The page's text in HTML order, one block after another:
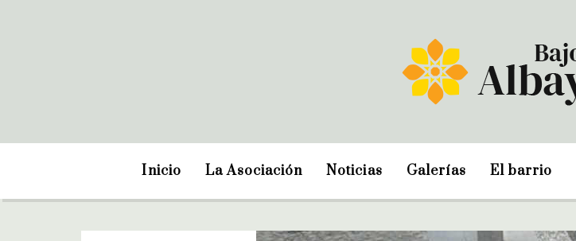
Inicio La Asociación Noticias Galerías El barrio